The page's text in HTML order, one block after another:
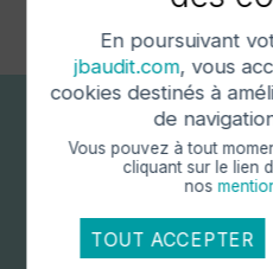
Le +
vous
En poursuivant
jbaudit.com, vous
cookies destinés à
de
Vous pouvez à tout
cliquant sur le lien
nos
TOUT ACCEPTER